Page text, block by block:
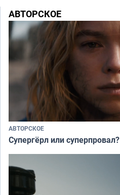
АВТОРСКОЕ
АВТОРСКОЕ
Супергёрл или суперпровал?